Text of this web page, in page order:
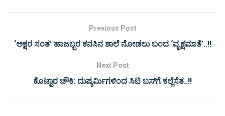
Previous Post
‘ಅಕ್ಷರ ಸಂತ’ ಹಾಜಬ್ಬರ ಕನಸಿನ ಶಾಲೆ ನೋಡಲು ಬಂದ ‘ವೃಕ್ಷಮಾತೆ’..!!
Next Post
ಕೊಟ್ಟಾರ ಚೌಕಿ: ದುಷ್ಕರ್ಮಿಗಳಿಂದ ಸಿಟಿ ಬಸ್‌ಗೆ ಕಲ್ಲೆಸೆತ..!!